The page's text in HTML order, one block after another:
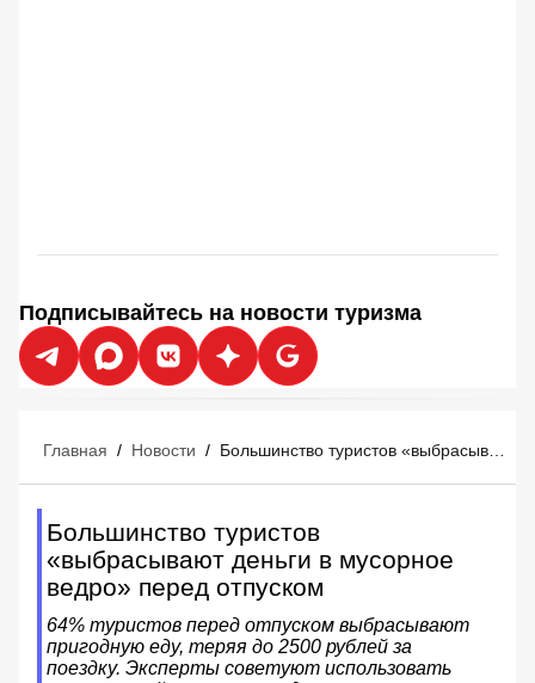
Подписывайтесь на новости туризма
Главная / Новости /
Большинство туристов
«выбрасывают деньги в мусорное
ведро» перед отпуском
64% туристов перед отпуском выбрасывают
пригодную еду, теряя до 2500 рублей за
поездку. Эксперты советуют использовать